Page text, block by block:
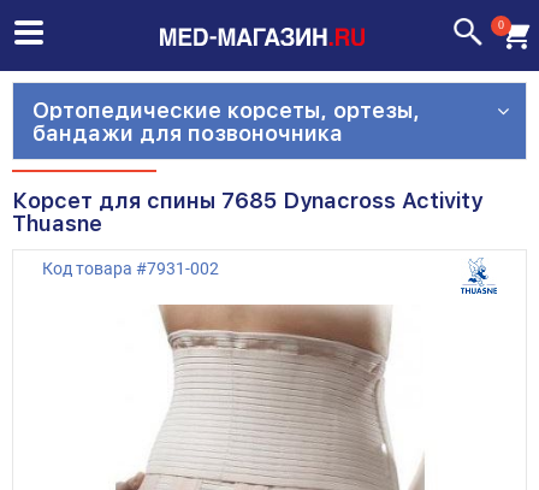
0
Ортопедические корсеты, ортезы,
бандажи для позвоночника
Корсет для спины 7685 Dynacross Activity
Thuasne
Код товара #7931-002